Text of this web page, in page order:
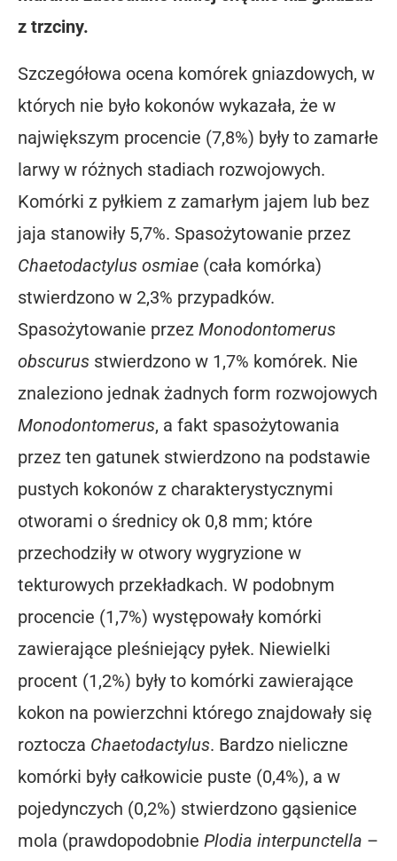
z trzciny.
Szczegółowa ocena komórek gniazdowych, w
których nie było kokonów wykazała, że w
największym procencie (7,8%) były to zamarłe
larwy w różnych stadiach rozwojowych.
Komórki z pyłkiem z zamarłym jajem lub bez
jaja stanowiły 5,7%. Spasożytowanie przez
Chaetodactylus osmiae (cała komórka)
stwierdzono w 2,3% przypadków.
Spasożytowanie przez Monodontomerus
obscurus stwierdzono w 1,7% komórek. Nie
znaleziono jednak żadnych form rozwojowych
Monodontomerus, a fakt spasożytowania
przez ten gatunek stwierdzono na podstawie
pustych kokonów z charakterystycznymi
otworami o średnicy ok 0,8 mm; które
przechodziły w otwory wygryzione w
tekturowych przekładkach. W podobnym
procencie (1,7%) występowały komórki
zawierające pleśniejący pyłek. Niewielki
procent (1,2%) były to komórki zawierające
kokon na powierzchni którego znajdowały się
roztocza Chaetodactylus. Bardzo nieliczne
komórki były całkowicie puste (0,4%), a w
pojedynczych (0,2%) stwierdzono gąsienice
mola (prawdopodobnie Plodia interpunctella –